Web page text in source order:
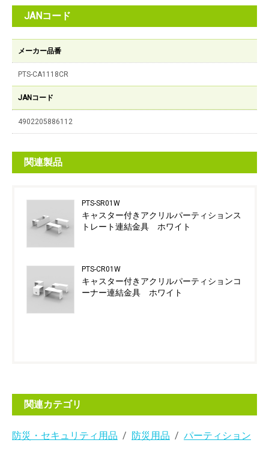
JANコード
メーカー品番
PTS-CA1118CR
JANコード
4902205886112
関連製品
PTS-SR01W
キャスター付きアクリルパーティションス
トレート連結金具 ホワイト
PTS-CR01W
キャスター付きアクリルパーティションコ
ーナー連結金具 ホワイト
関連カテゴリ
防災・セキュリティ用品 防災用品 パーティション